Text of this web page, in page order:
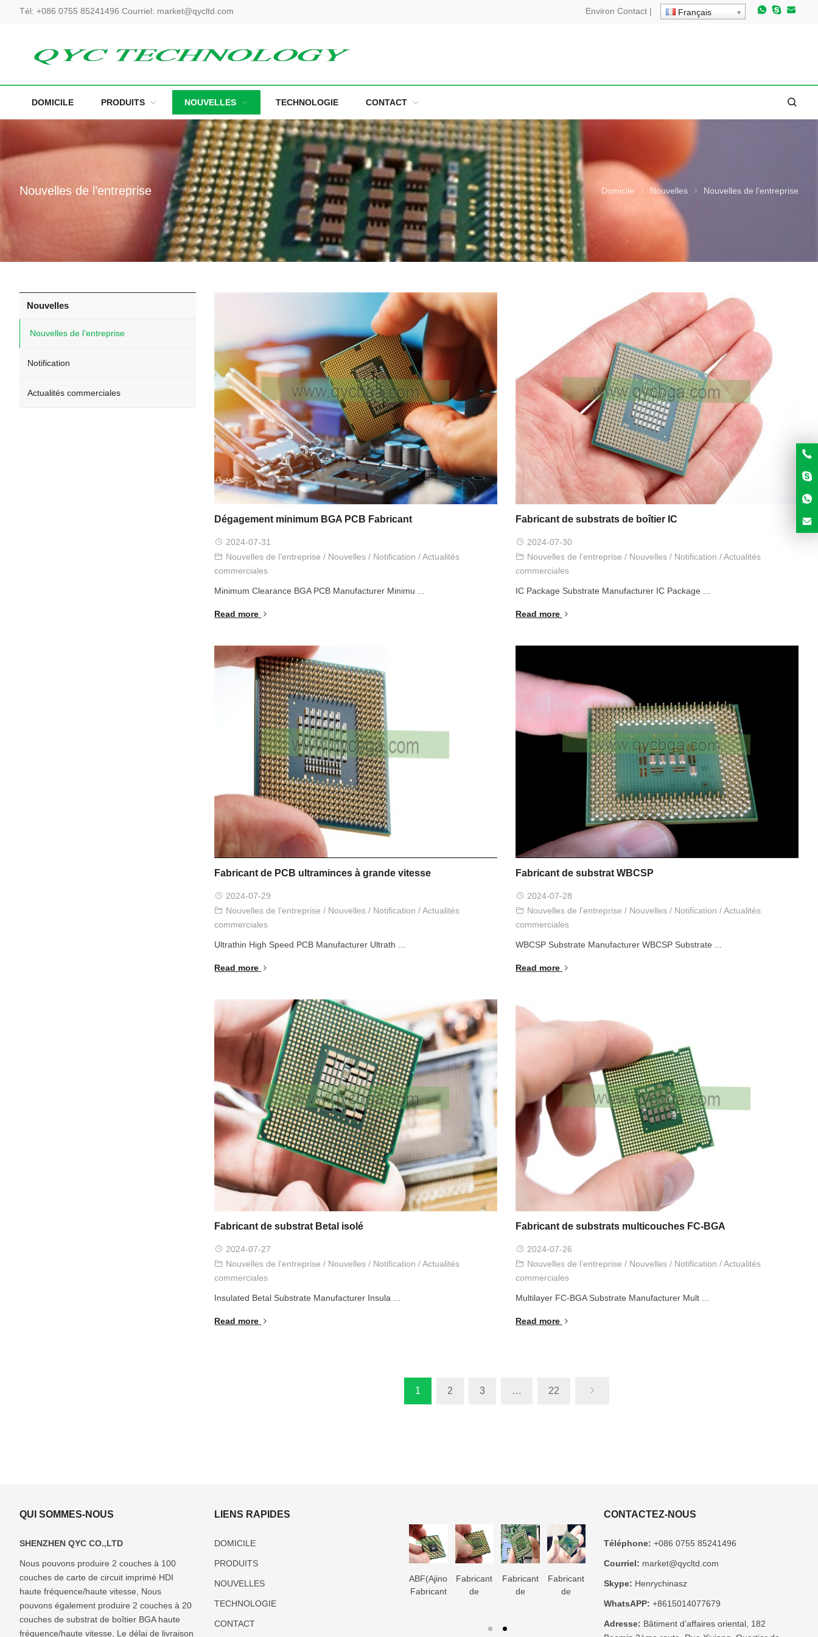
Tél: +086 0755 85241496 Courriel: market@qycltd.com Environ Contact | Français
DOMICILE PRODUITS NOUVELLES TECHNOLOGIE CONTACT
Nouvelles de l’entreprise Domicile Nouvelles Nouvelles de l’entreprise
Dégagement minimum BGA PCB Fabricant
2024-07-31
Nouvelles de l’entreprise / Nouvelles / Notification /Actualités
commerciales
Minimum Clearance BGA PCB Manufacturer Minimu ...
Read more
Fabricant de substrats de boîtier IC
2024-07-30
Nouvelles de l’entreprise / Nouvelles/ Notification /Actualités
commerciales
IC Package Substrate Manufacturer IC Package ...
Read more
Fabricant de PCB ultraminces à grande vitesse
2024-07-29
Nouvelles de l’entreprise / Nouvelles / Notification /Actualités
commerciales
Ultrathin High Speed PCB Manufacturer Ultrath
Read more
Fabricant de substrat WBCSP
2024-07-28
Nouvelles de l’entreprise / Nouvelles/ Notification /Actualités
commerciales
WBCSP Substrate Manufacturer WBCSP Substrate
Read more
Fabricant de substrat Betal isolé
2024-07-27
Nouvelles de l’entreprise / Nouvelles / Notification /Actualités
commerciales
Insulated Betal Substrate Manufacturer Insula ...
Read more
Fabricant de substrats multicouches FC-BGA
2024-07-26
Nouvelles de l’entreprise / Nouvelles/ Notification /Actualités
commerciales
Multilayer FC-BGA Substrate Manufacturer Mult...
Read more
1 2 3 … 22
Nouvelles
Nouvelles de l’entreprise
Notification
Actualités commerciales
QUI SOMMES-NOUS
SHENZHEN QYC CO.,LTD
Nous pouvons produire 2 couches à 100
couches de carte de circuit imprimé HDI
haute fréquence/haute vitesse, Nous
pouvons également produire 2 couches à 20
couches de substrat de boîtier BGA haute
fréquence/haute vitesse, Le délai de livraison
LIENS RAPIDES
DOMICILE
PRODUITS
NOUVELLES
TECHNOLOGIE
CONTACT
ABF(Ajinomoto)
Fabricant
de
substrat
d’emballage
Fabricant
de
substrats
d’emballage
FCBGA
Fabricant
de
substrats
d’emballage
DIP
Fabricant
substrats
Fabricant
substrats
en verre
substrats
ABF(Ajinomoto)
Fabricant
Fabricant
de
FCBGA
Fabricant
de
Fabricant
de
Fabricant
de
substrats
en verre
3Fabricant
de
substrats
D IC
substrats
MIS
CONTACTEZ-NOUS
Téléphone: +086 0755 85241496
Courriel: market@qycltd.com
Skype: Henrychinasz
WhatsAPP: +8615014077679
Adresse: Bâtiment d’affaires oriental, 182